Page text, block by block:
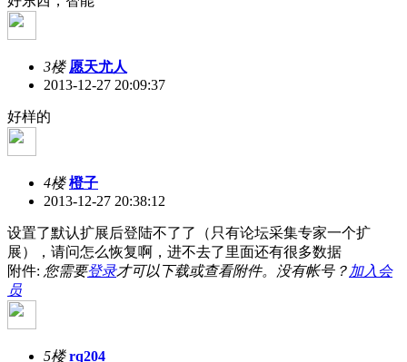
3楼 愿天尤人
2013-12-27 20:09:37
好样的
4楼 橙子
2013-12-27 20:38:12
设置了默认扩展后登陆不了了（只有论坛采集专家一个扩
展），请问怎么恢复啊，进不去了里面还有很多数据
附件: 您需要登录才可以下载或查看附件。没有帐号？ 加入会
员
5楼 rq204